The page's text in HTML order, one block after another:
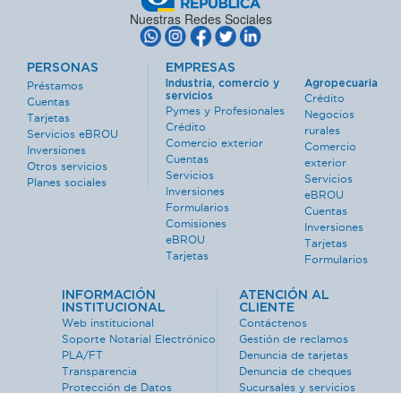
Nuestras Redes Sociales
PERSONAS
Préstamos
Cuentas
Tarjetas
Servicios eBROU
Inversiones
Otros servicios
Planes sociales
EMPRESAS
Industria, comercio y
servicios
Pymes y Profesionales
Crédito
Comercio exterior
Cuentas
Servicios
Inversiones
Formularios
Comisiones
eBROU
Tarjetas
Agropecuaria
Crédito
Negocios
rurales
Comercio
exterior
Servicios
eBROU
Cuentas
Inversiones
Tarjetas
Formularios
INFORMACIÓN
INSTITUCIONAL
Web institucional
Soporte Notarial Electrónico
PLA/FT
Transparencia
Protección de Datos
ATENCIÓN AL
CLIENTE
Contáctenos
Gestión de reclamos
Denuncia de tarjetas
Denuncia de cheques
Sucursales y servicios